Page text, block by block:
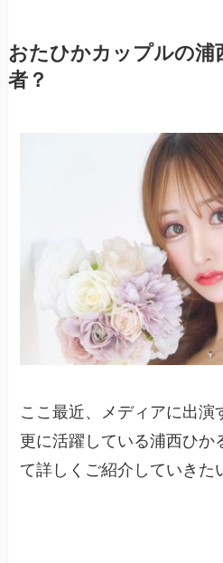
おたひかカップルの浦
者？
ここ最近、メディアに出演
更に活躍している浦西ひか
て詳しくご紹介していきた